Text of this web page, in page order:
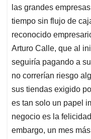
las grandes
tiempo sin flujo de
reconocido
Arturo Calle, que al
seguiría pagando a
no correrían riesgo
sus tiendas exigido
es tan solo un papel
negocio es la
embargo, un mes